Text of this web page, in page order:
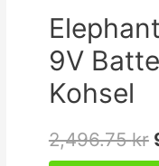
9V
Kohsel
2,496.75kr